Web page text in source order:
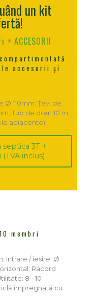
un kit
ACCESORII
accesorii și
Ø 110mm; Țevi de
Tub de dren 10 m;
adiacente)
3T +
inclus)
membri
Intrare / iesire: Ø
Racord
8 - 10
impregnată cu